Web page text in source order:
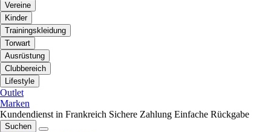
Vereine
Kinder
Trainingskleidung
Torwart
Ausrüstung
Clubbereich
Lifestyle
Outlet
Marken
Kundendienst in Frankreich Sichere Zahlung Einfache Rückgabe
Suchen